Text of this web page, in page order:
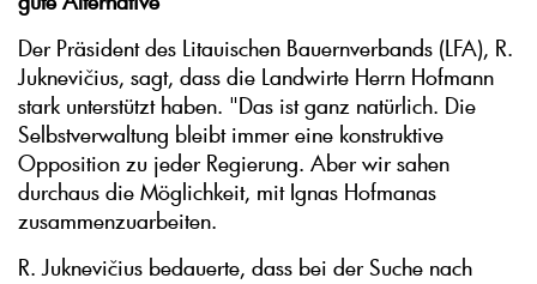
Der Präsident des Litauischen Bauernverbands (LFA), R.
Juknevičius, sagt, dass die Landwirte Herrn Hofmann
stark unterstützt haben. "Das ist ganz natürlich. Die
Selbstverwaltung bleibt immer eine konstruktive
Opposition zu jeder Regierung. Aber wir sahen
durchaus die Möglichkeit, mit Ignas Hofmanas
zusammenzuarbeiten.
R. Juknevičius bedauerte, dass bei der Suche nach